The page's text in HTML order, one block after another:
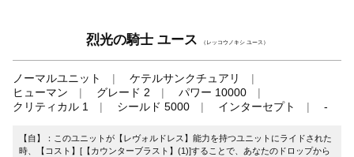
烈光の騎士 ユース （レッコウノキシ ユース）
ノーマルユニット
ケテルサンクチュアリ
ヒューマン
グレード 2
パワー 10000
クリティカル 1
シールド 5000 インターセプト -
【自】：このユニットが【レヴォルドレス】能力を持つユニットにライドされた
時、【コスト】[【カウンターブラスト】(1)]することで、あなたのドロップから